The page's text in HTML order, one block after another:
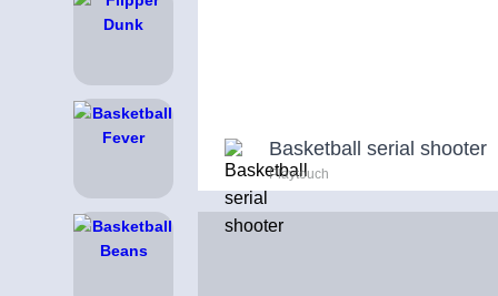
Basketball serial shooter
Playtouch